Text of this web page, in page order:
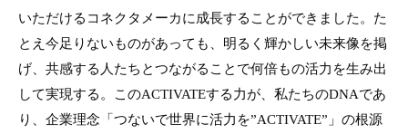
いただけるコネクタメーカに成長することができました。た
とえ今足りないものがあっても、明るく輝かしい未来像を掲
げ、共感する人たちとつながることで何倍もの活力を生み出
して実現する。このACTIVATEする力が、私たちのDNAであ
り、企業理念「つないで世界に活力を”ACTIVATE”」の根源